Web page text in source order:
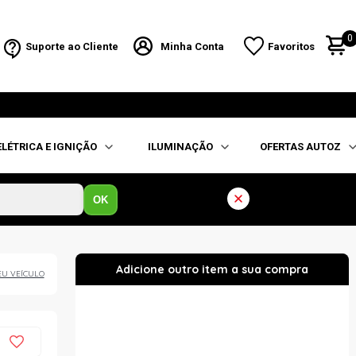
Suporte ao Cliente Minha Conta Favoritos
0
E IGNIÇÃO ILUMINAÇÃO OFERTAS AUTOZ
OK
VEÍCULO